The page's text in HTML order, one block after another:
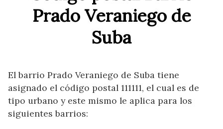
Prado Veraniego de
Suba
El barrio Prado Veraniego de Suba tiene
asignado el código postal 111111, el cual es de
tipo urbano y este mismo le aplica para los
siguientes barrios: